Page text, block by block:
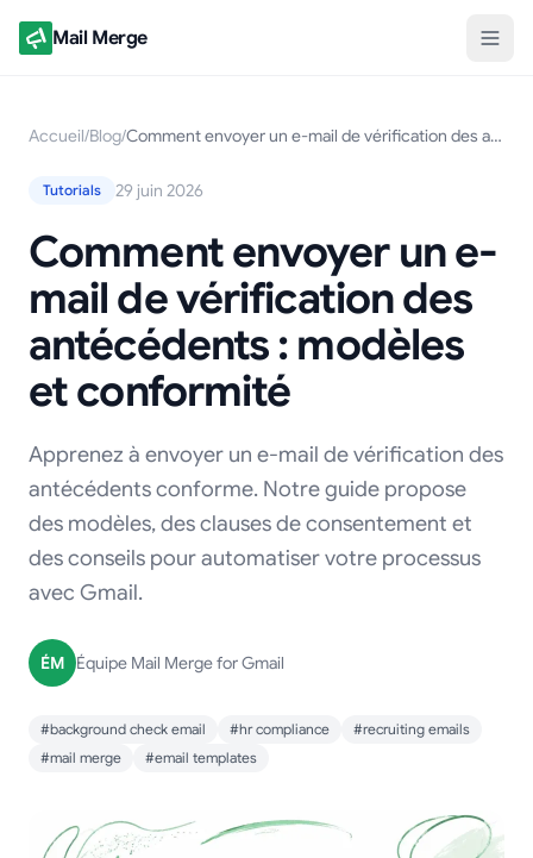
Mail Merge
Accueil/Blog/ Comment envoyer un e-mail de vérification des antécédents : modèles et conformité
Tutorials 29 juin 2026
Comment envoyer un e-
mail de vérification des
antécédents : modèles
et conformité
Apprenez à envoyer un e-mail de vérification des
antécédents conforme. Notre guide propose
des modèles, des clauses de consentement et
des conseils pour automatiser votre processus
avec Gmail.
ÉM Équipe Mail Merge for Gmail
#background check email #hr compliance
#recruiting emails
#mail merge
#email templates